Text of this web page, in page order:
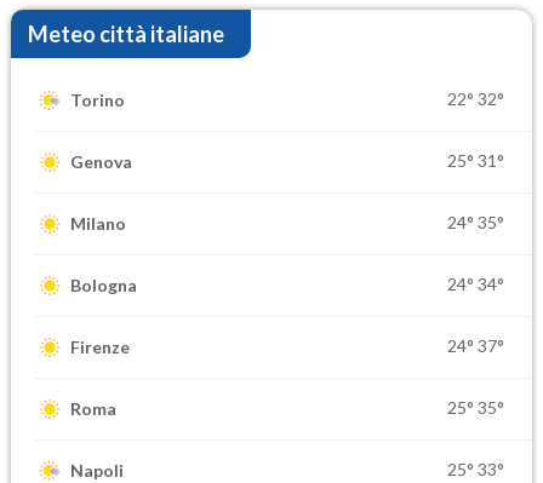
Meteo città italiane
Torino 22° 32°
Genova 25° 31°
Milano 24° 35°
Bologna 24° 34°
Firenze 24° 37°
Roma 25° 35°
Napoli 25° 33°